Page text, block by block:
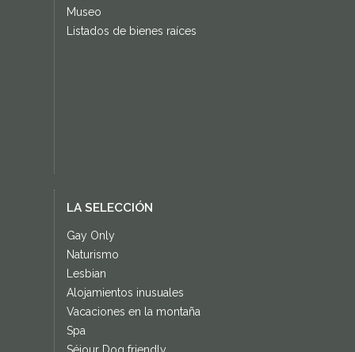
Museo
Listados de bienes raíces
LA SELECCIÓN
Gay Only
Naturismo
Lesbian
Alojamientos inusuales
Vacaciones en la montaña
Spa